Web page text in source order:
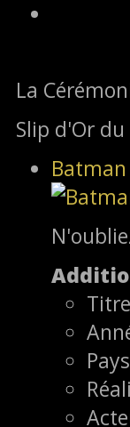
La
Slip d'Or
Pays